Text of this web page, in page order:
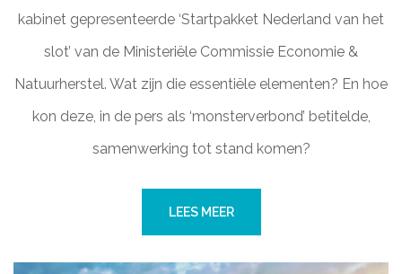
kabinet gepresenteerde ‘Startpakket Nederland van het
slot’ van de Ministeriële Commissie Economie &
Natuurherstel. Wat zijn die essentiële elementen? En hoe
kon deze, in de pers als ‘monsterverbond’ betitelde,
samenwerking tot stand komen?
LEES MEER